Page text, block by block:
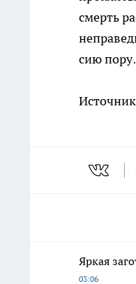
смерть
сию
Яркая
03:06